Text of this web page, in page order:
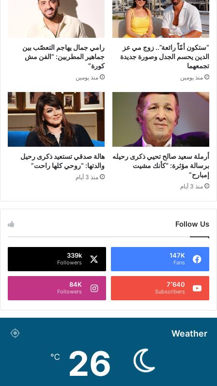
“ستكون أمّاً رائعة”.. زوج مي عز
الدين يحسم الجدل وصورة جديدة
تجمعهما
منذ يومين
رامي جمال يهاجم التعصّب بين
جماهير المطربين: “الفن مش
كورة”
منذ يومين
أرملة سعيد صالح تحيي ذكرى رحيله
برسالة مؤثرة: “كأنك مشيت
إمبارح”
منذ 3 أيام
هالة صدقي تستعيد ذكرى رحيل
والدتها: “روحي كلها راحت”
منذ 3 أيام
Follow Us
147K
Fans
339k
Followers
7٬640
Subscribers
84K
Followers
Weather
26
℃